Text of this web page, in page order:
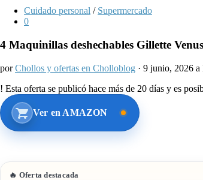
Cuidado personal / Supermercado
0
4 Maquinillas deshechables Gillette
porChollos y ofertas en Cholloblog · 9 junio, 2026
! Esta oferta se publicó hace más de 20 días y es
Ver en AMAZON
🔥 Oferta destacada